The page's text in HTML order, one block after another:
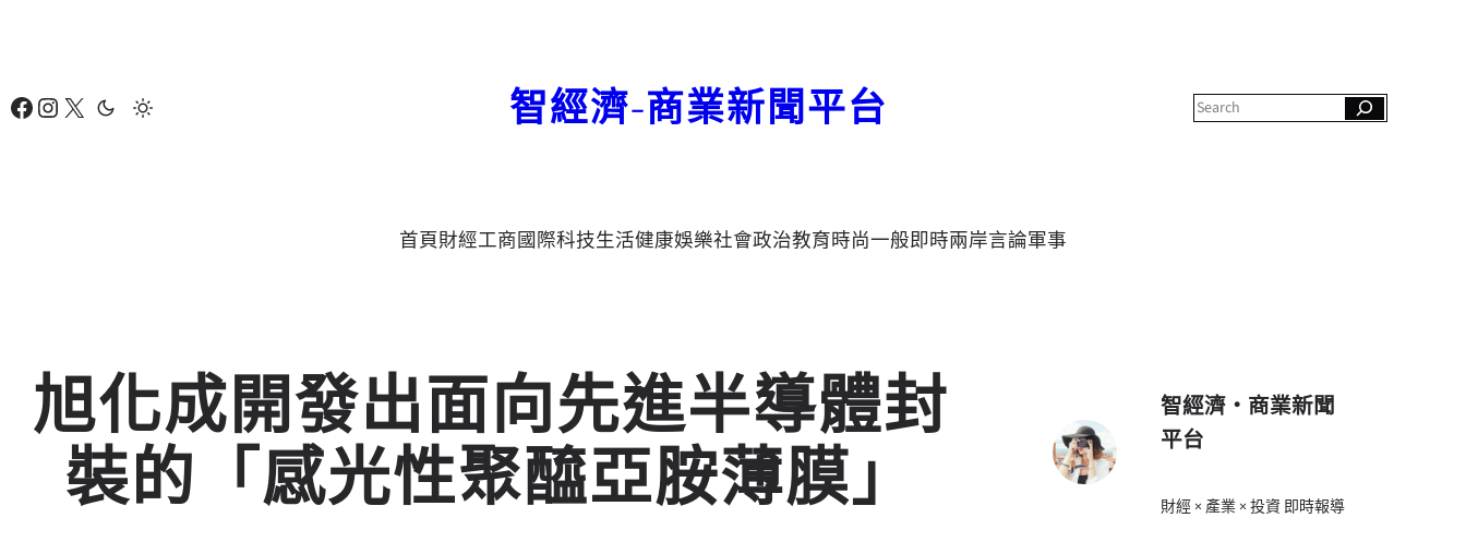
要
Facebook Instagram X 智經濟-商業新聞平台
c
首頁財經工商國際科技生活健康娛樂社會政治教育時尚一般即時兩岸言論軍事
旭化成開發出面向先進半導體封
裝的「感光性聚醯亞胺薄膜」
智經濟・商業新聞
平台
財經 × 產業 × 投資 即時報導